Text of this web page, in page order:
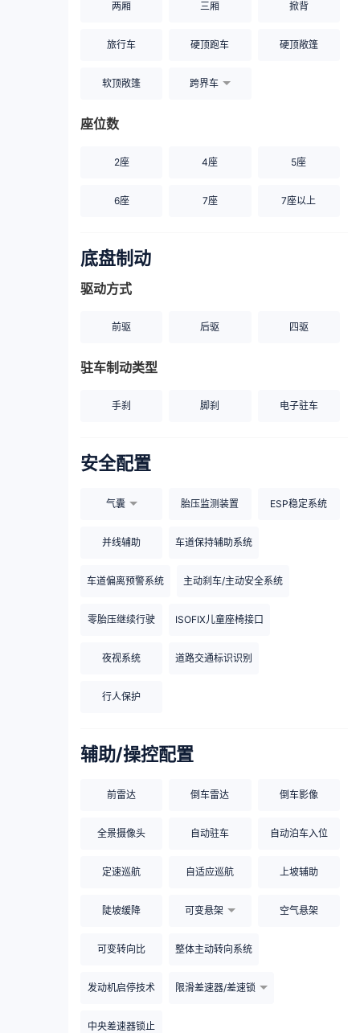
两厢 三厢 掀背
旅行车 硬顶跑车 硬顶敞篷
软顶敞篷 跨界车
座位数
2座 4座 5座
6座 7座 7座以上
底盘制动
驱动方式
前驱 后驱 四驱
驻车制动类型
手刹 脚刹 电子驻车
安全配置
气囊 胎压监测装置 ESP稳定系统
并线辅助 车道保持辅助系统
车道偏离预警系统 主动刹车/主动安全系统
零胎压继续行驶 ISOFIX儿童座椅接口
夜视系统 道路交通标识识别
行人保护
辅助/操控配置
前雷达 倒车雷达 倒车影像
全景摄像头 自动驻车 自动泊车入位
定速巡航 自适应巡航 上坡辅助
陡坡缓降 可变悬架 空气悬架
可变转向比 整体主动转向系统
发动机启停技术 限滑差速器/差速锁
中央差速器锁止